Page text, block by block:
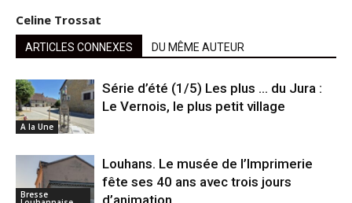
Celine Trossat
ARTICLES CONNEXES DU MÊME AUTEUR
A la Une
Série d’été (1/5) Les plus … du Jura :
Le Vernois, le plus petit village
Bresse
Louhans. Le musée de l’Imprimerie
fête ses 40 ans avec trois jours